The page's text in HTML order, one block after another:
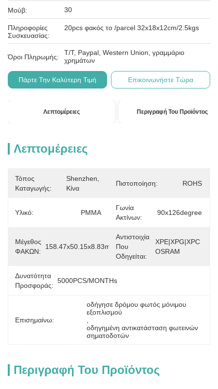
Μούβ: 30
Πληροφορίες
Συσκευασίας:
20pcs φακός το /parcel 32x18x12cm/2.5kgs
Όροι Πληρωμής:
T/T, Paypal, Western Union, γραμμάριο
χρημάτων
Πάρτε Την Καλύτερη Τιμή Επικοινωνήστε Τώρα
Λεπτομέρειες Περιγραφή Του Προϊόντος
Λεπτομέρειες
Τόπος
Καταγωγής:
Shenzhen,
Κίνα
Πιστοποίηση: ROHS
Υλικό: PMMA
Γωνία
Ακτίνων:
90x126degree
Μέγεθος
ΦΑΚΩΝ:
158.47x50.15x8.83mm
Αντιστοιχία
Που
Οδηγείται:
XPE|XPG|XPC
OSRAM
Δυνατότητα
Προσφοράς:
5000PCS/MONTHs
Επισημαίνω:
οδήγησε δρόμου φωτός μόνιμου
εξοπλισμού
οδηγημένη αντικατάσταση φωτεινών
σηματοδοτών
Περιγραφή Του Προϊόντος